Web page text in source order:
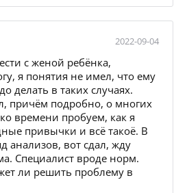
2022-09-04
с женой ребёнка,
я понятия не имел, что ему
делать в таких случаях.
причём подробно, о многих
времени пробуем, как я
привычки и всё такоё. В
анализов, вот сдал, жду
Специалист вроде норм.
ли решить проблему в